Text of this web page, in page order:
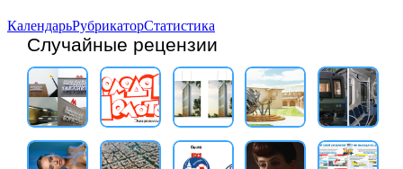
КалендарьРубрикаторСтатистика
Случайные рецензии